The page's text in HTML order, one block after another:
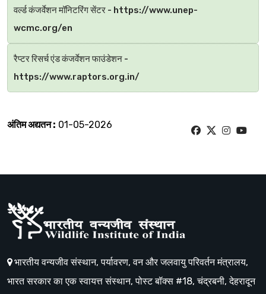
वर्ल्ड कंजर्वेशन मॉनिटरिंग सेंटर - https://www.unep-
wcmc.org/en
रैप्टर रिसर्च एंड कंजर्वेशन फाउंडेशन -
https://www.raptors.org.in/
अंतिम अद्यतन : 01-05-2026
भारतीय वन्यजीव संस्थान, पर्यावरण, वन और जलवायु परिवर्तन मंत्रालय,
भारत सरकार का एक स्वायत्त संस्थान, पोस्ट बॉक्स #18, चंद्रबनी, देहरादून